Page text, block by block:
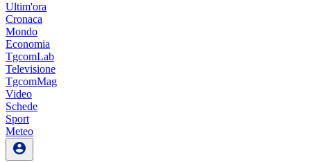
Ultim'ora
Cronaca
Mondo
Economia
TgcomLab
Televisione
TgcomMag
Video
Schede
Sport
Meteo